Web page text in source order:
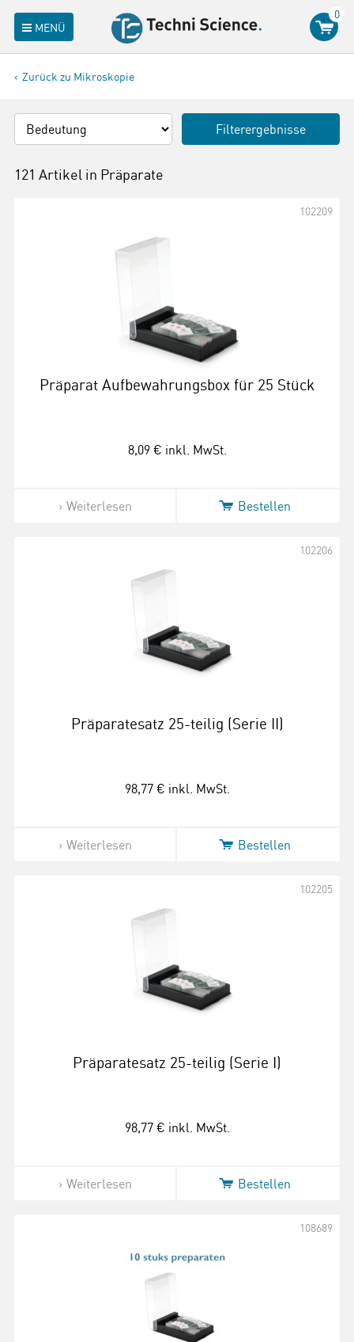
MENÜ
0
Zurück zu Mikroskopie
Filterergebnisse
121 Artikel in Präparate
Präparat Aufbewahrungsbox für 25 Stück
102209
8,09 € inkl. MwSt.
Weiterlesen Bestellen
Präparatesatz 25-teilig (Serie II)
102206
98,77 € inkl. MwSt.
Weiterlesen Bestellen
Präparatesatz 25-teilig (Serie I)
102205
98,77 € inkl. MwSt.
Weiterlesen Bestellen
108689